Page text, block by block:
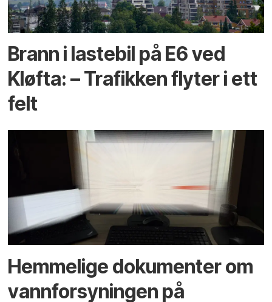
Brann i lastebil på E6 ved
Kløfta: – Trafikken flyter i ett
felt
Hemmelige dokumenter om
vann­forsyningen på